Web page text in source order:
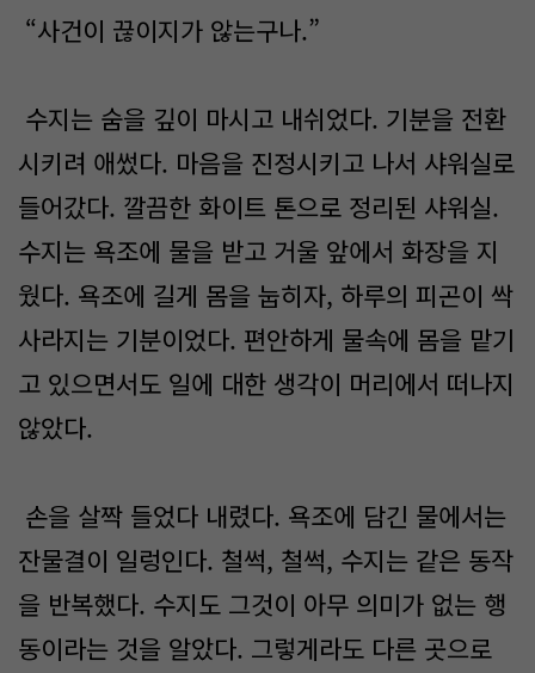
“사건이 끊이지가 않는구나.”
수지는 숨을 깊이 마시고 내쉬었다. 기분을 전환
시키려 애썼다. 마음을 진정시키고 나서 샤워실로
들어갔다. 깔끔한 화이트 톤으로 정리된 샤워실.
수지는 욕조에 물을 받고 거울 앞에서 화장을 지
웠다. 욕조에 길게 몸을 눕히자, 하루의 피곤이 싹
사라지는 기분이었다. 편안하게 물속에 몸을 맡기
고 있으면서도 일에 대한 생각이 머리에서 떠나지
않았다.
손을 살짝 들었다 내렸다. 욕조에 담긴 물에서는
잔물결이 일렁인다. 철썩, 철썩, 수지는 같은 동작
을 반복했다. 수지도 그것이 아무 의미가 없는 행
동이라는 것을 알았다. 그렇게라도 다른 곳으로